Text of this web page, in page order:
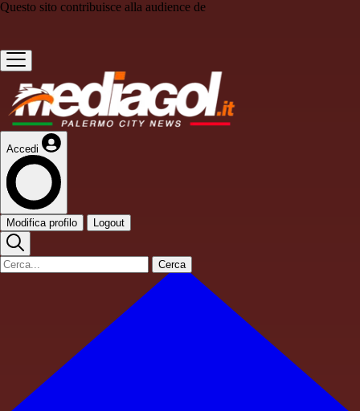
Questo sito contribuisce alla audience de
Accedi
Modifica profilo Logout
Cerca